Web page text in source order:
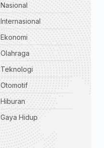
Nasional
Internasional
Ekonomi
Olahraga
Teknologi
Otomotif
Hiburan
Gaya Hidup